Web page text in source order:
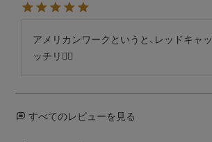
アメリカンワークというと、レッドキャ
ッチリ👍🏻
すべてのレビューを見る